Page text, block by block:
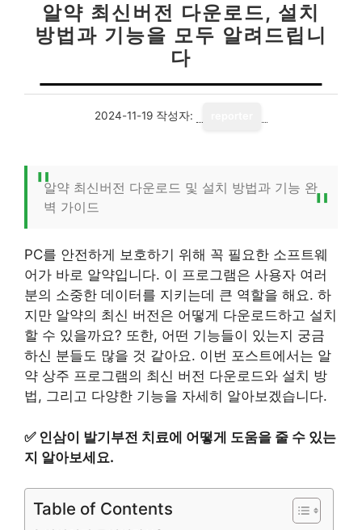
알약 최신버전 다운로드, 설치
방법과 기능을 모두 알려드립니
다
2024-11-19 작성자:
알약 최신버전 다운로드 및 설치 방법과 기능 완
벽 가이드
PC를 안전하게 보호하기 위해 꼭 필요한 소프트웨
어가 바로 알약입니다. 이 프로그램은 사용자 여러
분의 소중한 데이터를 지키는데 큰 역할을 해요. 하
지만 알약의 최신 버전은 어떻게 다운로드하고 설치
할 수 있을까요? 또한, 어떤 기능들이 있는지 궁금
하신 분들도 많을 것 같아요. 이번 포스트에서는 알
약 상주 프로그램의 최신 버전 다운로드와 설치 방
법, 그리고 다양한 기능을 자세히 알아보겠습니다.
✅ 인삼이 발기부전 치료에 어떻게 도움을 줄 수 있는
지 알아보세요.
Table of Contents